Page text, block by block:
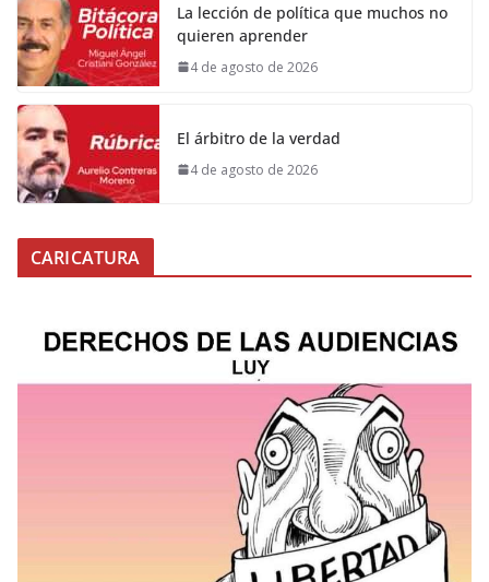
La lección de política que muchos no
quieren aprender
4 de agosto de 2026
El árbitro de la verdad
4 de agosto de 2026
CARICATURA